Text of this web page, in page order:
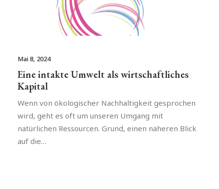
Mai 8, 2024
Eine intakte Umwelt als wirtschaftliches
Kapital
Wenn von ökologischer Nachhaltigkeit gesprochen
wird, geht es oft um unseren Umgang mit
natürlichen Ressourcen. Grund, einen näheren Blick
auf die…